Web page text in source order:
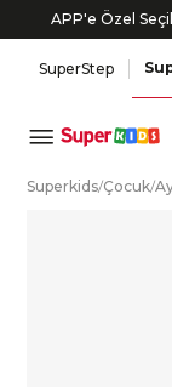
APP'e Özel
Bonus
SuperStep
Superkids/Çocuk/A